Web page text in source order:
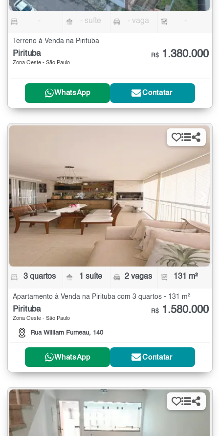
- - suíte - vaga -
Terreno à Venda na Pirituba
Pirituba
Zona Oeste - São Paulo
R$ 1.380.000
WhatsApp Contatar
3 quartos 1 suíte 2 vagas 131 m²
Apartamento à Venda na Pirituba com 3 quartos - 131 m²
Pirituba
Zona Oeste - São Paulo
Rua William Furneau, 140
R$ 1.580.000
WhatsApp Contatar